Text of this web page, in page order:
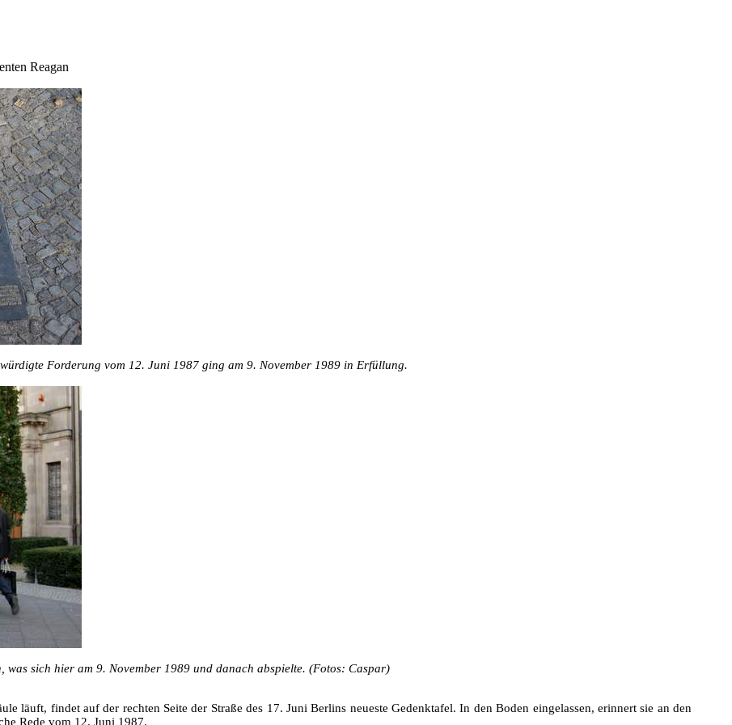
Reagan
Forderung vom 12. Juni 1987 ging am 9. November 1989 in Erfüllung.
was sich hier am 9. November 1989 und danach abspielte. (Fotos: Caspar)
läuft, findet auf der rechten Seite der Straße des 17. Juni Berlins neueste Gedenktafel. In den Boden eingelassen, erinnert sie an den
Rede vom 12. Juni 1987.